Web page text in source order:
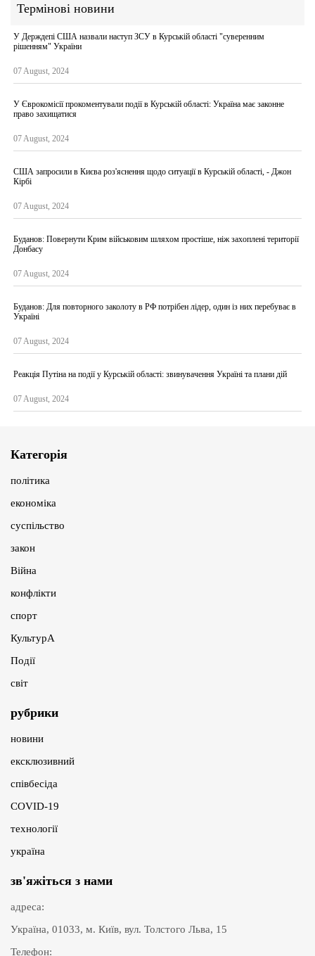
Термінові новини
У Держдепі США назвали наступ ЗСУ в Курській області "суверенним
рішенням" України
07 August, 2024
У Єврокомісії прокоментували події в Курській області: Україна має законне
право захищатися
07 August, 2024
США запросили в Києва роз'яснення щодо ситуації в Курській області, - Джон
Кірбі
07 August, 2024
Буданов: Повернути Крим військовим шляхом простіше, ніж захоплені території
Донбасу
07 August, 2024
Буданов: Для повторного заколоту в РФ потрібен лідер, один із них перебуває в
Україні
07 August, 2024
Реакція Путіна на події у Курській області: звинувачення Україні та плани дій
07 August, 2024
Категорія
політика
економіка
суспільство
закон
Війна
конфлікти
спорт
КультурА
Події
світ
рубрики
новини
ексклюзивний
співбесіда
COVID-19
технології
україна
зв'яжіться з нами
адреса:
Україна, 01033, м. Київ, вул. Толстого Льва, 15
Телефон: